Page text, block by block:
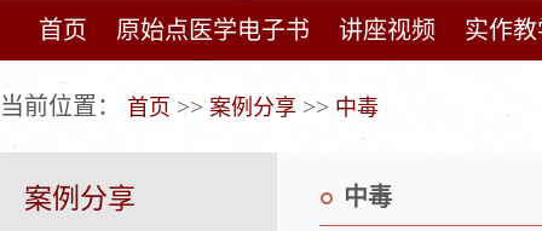
首页 原始点医学电子书 讲座视频 实作
当前位置： 首页 >> 案例分享 >> 中毒
案例分享 中毒